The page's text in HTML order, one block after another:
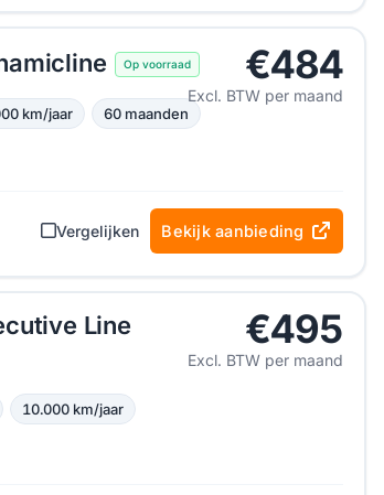
Op voorraad €484
Excl. BTW per maand
km/jaar 60 maanden
Vergelijken Bekijk aanbieding
Line €495
Excl. BTW per maand
10.000 km/jaar